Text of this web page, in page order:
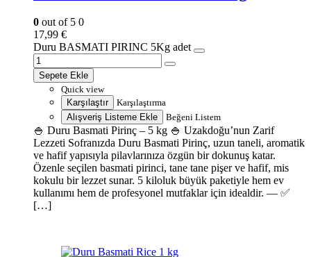
0 out of 5 0
17,99 €
Duru BASMATI PIRINC 5Kg adet
Sepete Ekle
Quick view
Karşılaştır
Karşılaştırma
Alışveriş Listeme Ekle
Beğeni Listem
🍚 Duru Basmati Pirinç – 5 kg 🍚 Uzakdoğu’nun Zarif
Lezzeti Sofranızda Duru Basmati Pirinç, uzun taneli, aromatik
ve hafif yapısıyla pilavlarınıza özgün bir dokunuş katar.
Özenle seçilen basmati pirinci, tane tane pişer ve hafif, mis
kokulu bir lezzet sunar. 5 kiloluk büyük paketiyle hem ev
kullanımı hem de profesyonel mutfaklar için idealdir. — ✅
[…]